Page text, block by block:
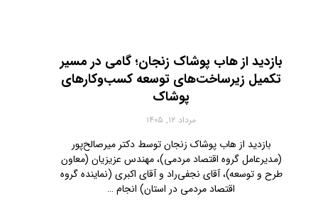
بازدید از هاب پوشاک زنجان؛ گامی در مسیر
تکمیل زیرساخت‌های توسعه کسب‌وکارهای
پوشاک
مرداد ۱۲, ۱۴۰۵
بازدید از هاب پوشاک زنجان توسط دکتر میرصالح‌پور
(مدیرعامل گروه اقتصاد مردمی)، مهندس عزیزیان (معاون
طرح و توسعه)، آقای نجفی‌راد و آقای اکبری (نماینده گروه
اقتصاد مردمی در استان) انجام …